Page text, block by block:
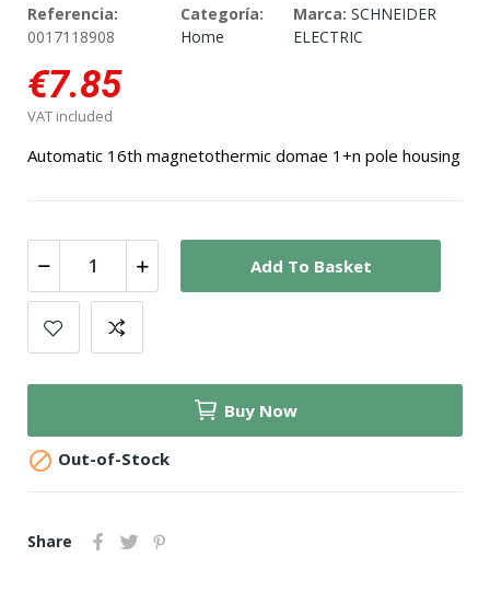
Referencia:
0017118908
Categoría:
Home
Marca:SCHNEIDER
ELECTRIC
€7.85
VAT included
Automatic 16th magnetothermic domae 1+n pole housing
Add To Basket
Buy Now
 Out-of-Stock
Share